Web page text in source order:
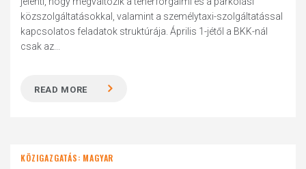
közszolgáltatásokkal, valamint a személytaxi-szolgáltatással
kapcsolatos feladatok struktúrája. Április 1-jétől a BKK-nál
csak az...
READ MORE
KÖZIGAZGATÁS: MAGYAR